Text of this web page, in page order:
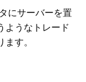
にサーバーを置
ようなトレード
す。